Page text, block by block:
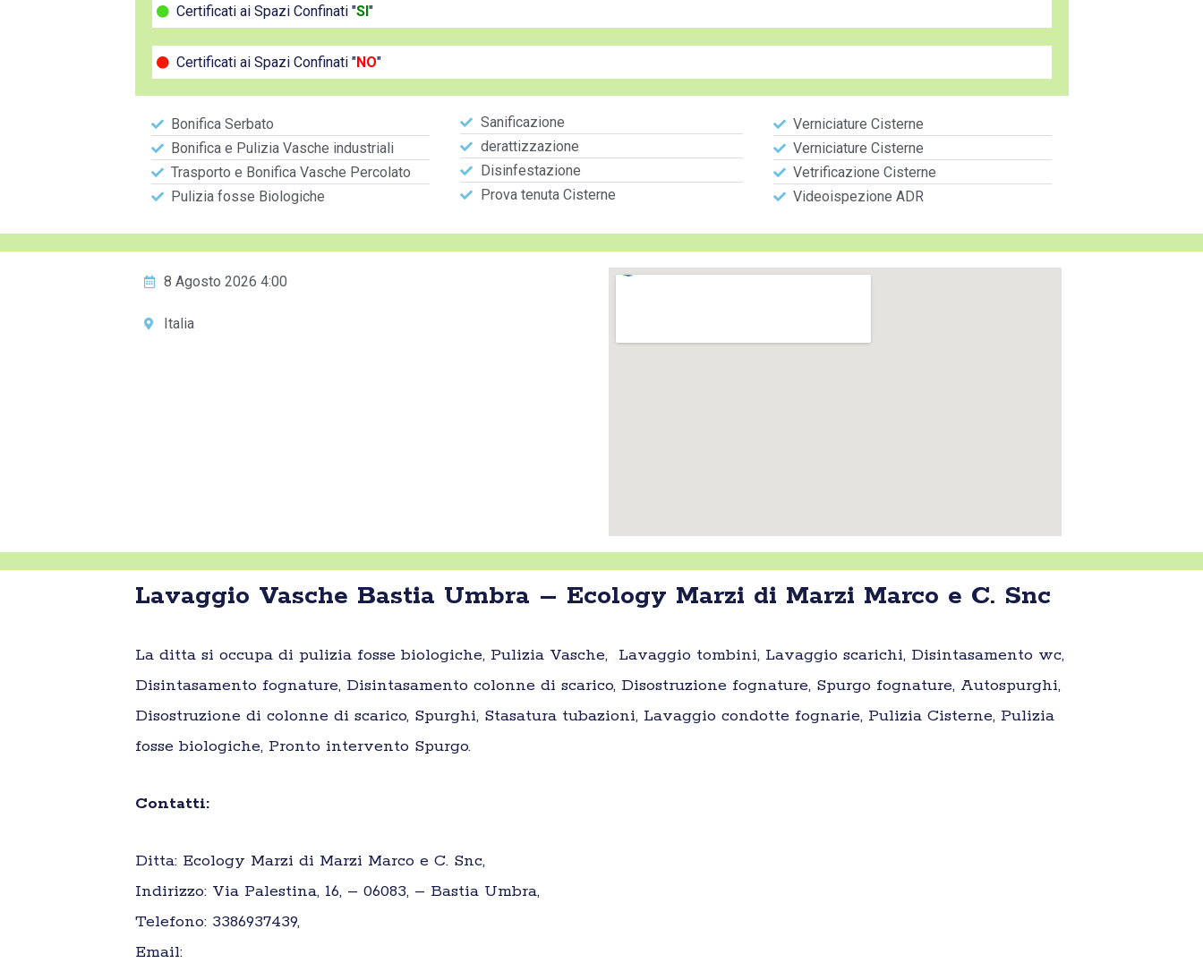
Certificati ai Spazi Confinati "SI"
Certificati ai Spazi Confinati "NO"
Bonifica Serbato
Bonifica e Pulizia Vasche industriali
Trasporto e Bonifica Vasche Percolato
Pulizia fosse Biologiche
Sanificazione
derattizzazione
Disinfestazione
Prova tenuta Cisterne
Verniciature Cisterne
Verniciature Cisterne
Vetrificazione Cisterne
Videoispezione ADR
8 Agosto 2026 4:00
Italia
Lavaggio Vasche Bastia Umbra – Ecology Marzi di Marzi Marco e C. Snc
La ditta si occupa di pulizia fosse biologiche, Pulizia Vasche, Lavaggio tombini, Lavaggio scarichi, Disintasamento wc,
Disintasamento fognature, Disintasamento colonne di scarico, Disostruzione fognature, Spurgo fognature, Autospurghi,
Disostruzione di colonne di scarico, Spurghi, Stasatura tubazioni, Lavaggio condotte fognarie, Pulizia Cisterne, Pulizia
fosse biologiche, Pronto intervento Spurgo.
Contatti:
Ditta: Ecology Marzi di Marzi Marco e C. Snc,
Indirizzo: Via Palestina, 16, – 06083, – Bastia Umbra,
Telefono: 3386937439,
Email: